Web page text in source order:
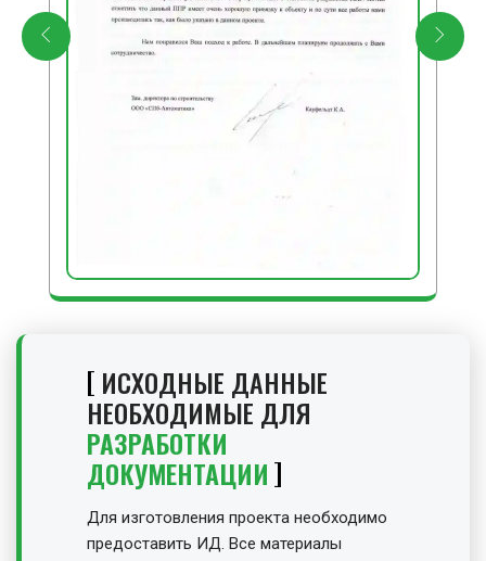
ИСХОДНЫЕ ДАННЫЕ
НЕОБХОДИМЫЕ ДЛЯ
РАЗРАБОТКИ
ДОКУМЕНТАЦИИ
Для изготовления проекта необходимо
предоставить ИД. Все материалы